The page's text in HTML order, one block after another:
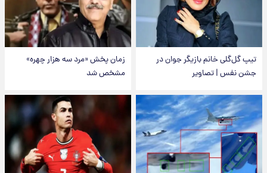
تیپ گل‌گلی خانم بازیگر جوان در
جشن نفس | تصاویر
زمان پخش «مرد سه هزار چهره»
مشخص شد